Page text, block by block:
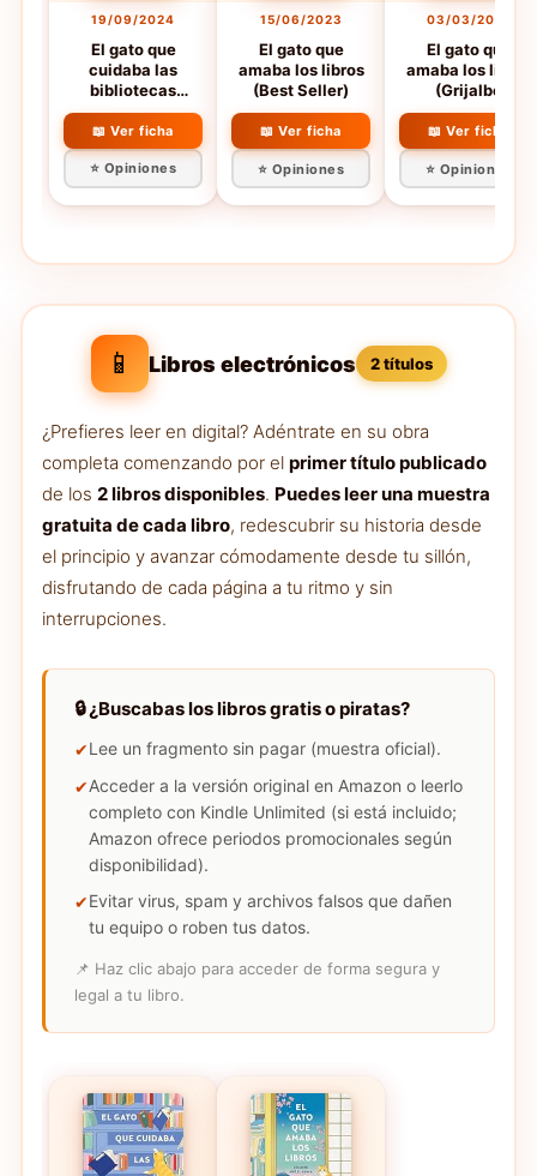
19/09/2024
El gato que
cuidaba las
bibliotecas
(Grijalbo
Narrativa)
📖 Ver ficha
⭐ Opiniones
15/06/2023
El gato que
amaba los libros
(Best Seller)
📖 Ver ficha
⭐ Opiniones
03/03/2022
El gato que
amaba los libros
(Grijalbo
Narrativa)
📖 Ver ficha
⭐ Opiniones
📱 Libros electrónicos 2 títulos
¿Prefieres leer en digital? Adéntrate en su obra
completa comenzando por el primer título publicado
de los 2 libros disponibles. Puedes leer una muestra
gratuita de cada libro, redescubrir su historia desde
el principio y avanzar cómodamente desde tu sillón,
disfrutando de cada página a tu ritmo y sin
interrupciones.
🔒 ¿Buscabas los libros gratis o piratas?
Lee un fragmento sin pagar (muestra oficial).
Acceder a la versión original en Amazon o leerlo
completo con Kindle Unlimited (si está incluido;
Amazon ofrece periodos promocionales según
disponibilidad).
Evitar virus, spam y archivos falsos que dañen
tu equipo o roben tus datos.
📌 Haz clic abajo para acceder de forma segura y
legal a tu libro.